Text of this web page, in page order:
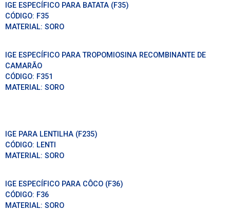
IGE ESPECÍFICO PARA BATATA (F35)
CÓDIGO: F35
MATERIAL: SORO
IGE ESPECÍFICO PARA TROPOMIOSINA RECOMBINANTE DE
CAMARÃO
CÓDIGO: F351
MATERIAL: SORO
IGE PARA LENTILHA (F235)
CÓDIGO: LENTI
MATERIAL: SORO
IGE ESPECÍFICO PARA CÔCO (F36)
CÓDIGO: F36
MATERIAL: SORO